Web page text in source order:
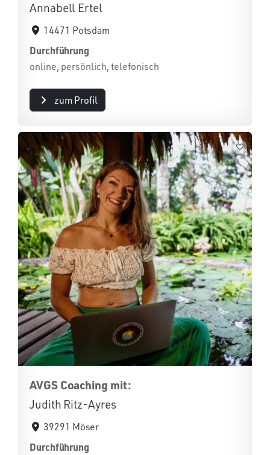
Annabell Ertel
14471 Potsdam
Durchführung
online, persönlich, telefonisch
zum Profil
AVGS Coaching mit:
Judith Ritz-Ayres
39291 Möser
Durchführung